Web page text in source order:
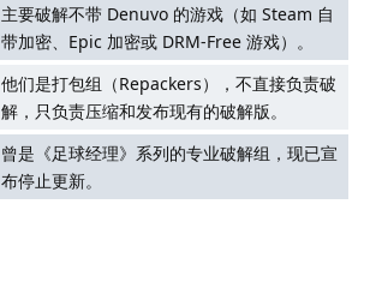
主要破解不带 Denuvo 的游戏（如 Steam 自
带加密、Epic 加密或 DRM-Free 游戏）。
他们是打包组（Repackers），不直接负责破
解，只负责压缩和发布现有的破解版。
曾是《足球经理》系列的专业破解组，现已宣
布停止更新。